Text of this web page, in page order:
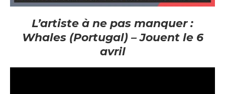
L’artiste à ne pas manquer :
Whales (Portugal) – Jouent le 6
avril